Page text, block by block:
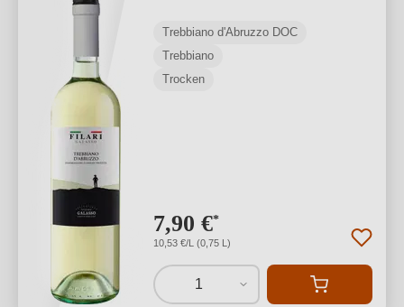
Trebbiano d'Abruzzo DOC
Trebbiano
Trocken
7,90 €*
10,53 €/L (0,75 L)
1